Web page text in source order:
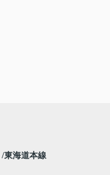
東海道本線